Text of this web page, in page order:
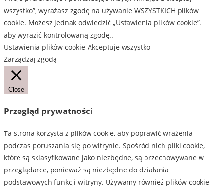
wszystko”, wyrażasz zgodę na używanie WSZYSTKICH plików
cookie. Możesz jednak odwiedzić „Ustawienia plików cookie”,
aby wyrazić kontrolowaną zgodę..
Ustawienia plików cookie Akceptuje wszystko
Zarządzaj zgodą
Close
Przegląd prywatności
Ta strona korzysta z plików cookie, aby poprawić wrażenia
podczas poruszania się po witrynie. Spośród nich pliki cookie,
które są sklasyfikowane jako niezbędne, są przechowywane w
przeglądarce, ponieważ są niezbędne do działania
podstawowych funkcji witryny. Używamy również plików cookie